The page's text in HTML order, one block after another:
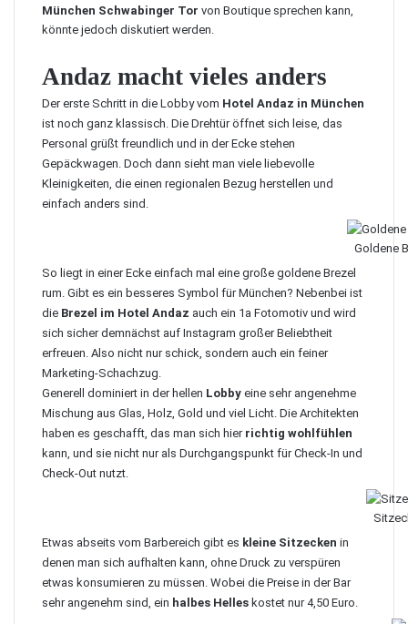
München Schwabinger Tor von Boutique sprechen kann,
könnte jedoch diskutiert werden.
Andaz macht vieles anders
Der erste Schritt in die Lobby vom Hotel Andaz in München
ist noch ganz klassisch. Die Drehtür öffnet sich leise, das
Personal grüßt freundlich und in der Ecke stehen
Gepäckwagen. Doch dann sieht man viele liebevolle
Kleinigkeiten, die einen regionalen Bezug herstellen und
einfach anders sind.
Goldene
So liegt in einer Ecke einfach mal eine große goldene Brezel
rum. Gibt es ein besseres Symbol für München? Nebenbei ist
die Brezel im Hotel Andaz auch ein 1a Fotomotiv und wird
sich sicher demnächst auf Instagram großer Beliebtheit
erfreuen. Also nicht nur schick, sondern auch ein feiner
Marketing-Schachzug.
Generell dominiert in der hellen Lobby eine sehr angenehme
Mischung aus Glas, Holz, Gold und viel Licht. Die Architekten
haben es geschafft, das man sich hier richtig wohlfühlen
kann, und sie nicht nur als Durchgangspunkt für Check-In und
Check-Out nutzt.
Etwas abseits vom Barbereich gibt es kleine Sitzecken in
denen man sich aufhalten kann, ohne Druck zu verspüren
etwas konsumieren zu müssen. Wobei die Preise in der Bar
sehr angenehm sind, ein halbes Helles kostet nur 4,50 Euro.